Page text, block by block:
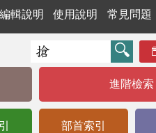
編輯說明 使用說明 常見問題
進階檢索
部首索引